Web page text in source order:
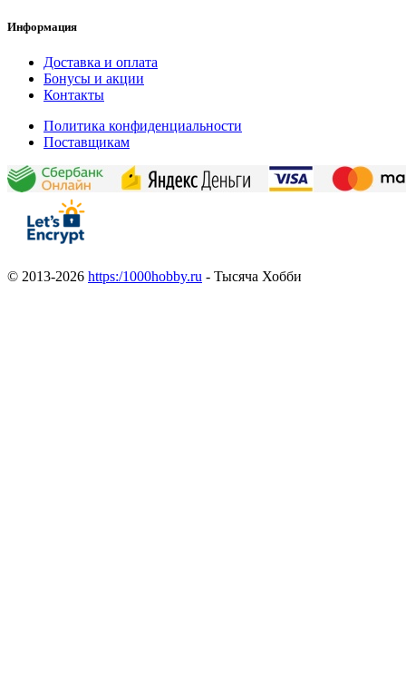
Информация
Доставка и оплата
Бонусы и акции
Контакты
Политика конфиденциальности
Поставщикам
© 2013-2026 https:/1000hobby.ru - Тысяча Хобби